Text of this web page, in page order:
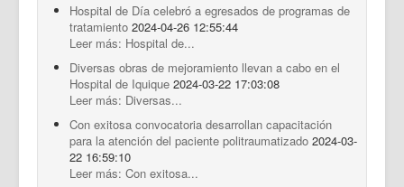
Hospital de Día celebró a egresados de programas de
tratamiento 2024-04-26 12:55:44
Leer más: Hospital de...
Diversas obras de mejoramiento llevan a cabo en el
Hospital de Iquique 2024-03-22 17:03:08
Leer más: Diversas...
Con exitosa convocatoria desarrollan capacitación
para la atención del paciente politraumatizado 2024-03-
22 16:59:10
Leer más: Con exitosa...